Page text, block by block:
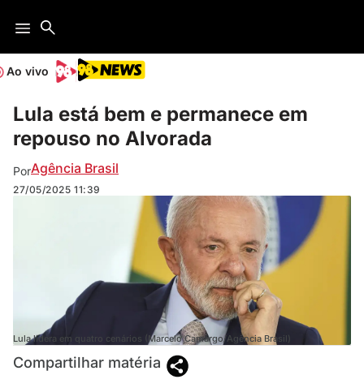
Ao vivo
Lula está bem e permanece em
repouso no Alvorada
PorAgência Brasil
27/05/2025 11:39
Lula lidera em quatro cenários (Marcelo Camargo/Agência Brasil)
Compartilhar matéria